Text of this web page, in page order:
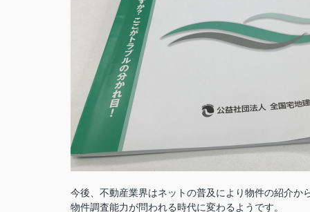
今後、不動産業界はネットの普及により物件の紹介か
物件調査能力が問われる時代に変わるようです。